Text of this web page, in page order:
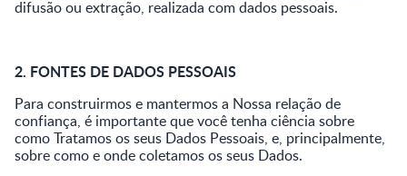
difusão ou extração, realizada com dados pessoais.
2. FONTES DE DADOS PESSOAIS
Para construirmos e mantermos a Nossa relação de
confiança, é importante que você tenha ciência sobre
como Tratamos os seus Dados Pessoais, e, principalmente,
sobre como e onde coletamos os seus Dados.